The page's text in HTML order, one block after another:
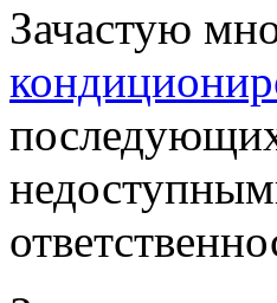
Зачастую